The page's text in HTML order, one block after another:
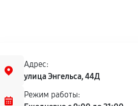
Адрес:
улица Энгельса, 44Д
Режим работы: